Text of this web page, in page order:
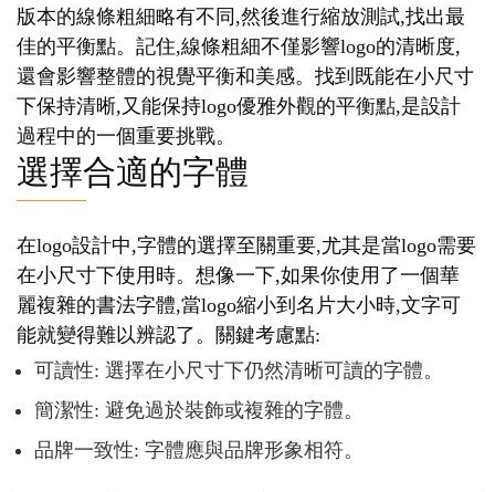
版本的線條粗細略有不同,然後進行縮放測試,找出最
佳的平衡點。記住,線條粗細不僅影響logo的清晰度,
還會影響整體的視覺平衡和美感。找到既能在小尺寸
下保持清晰,又能保持logo優雅外觀的平衡點,是設計
過程中的一個重要挑戰。
選擇合適的字體
在logo設計中,字體的選擇至關重要,尤其是當logo需要
在小尺寸下使用時。想像一下,如果你使用了一個華
麗複雜的書法字體,當logo縮小到名片大小時,文字可
能就變得難以辨認了。關鍵考慮點:
可讀性: 選擇在小尺寸下仍然清晰可讀的字體。
簡潔性: 避免過於裝飾或複雜的字體。
品牌一致性: 字體應與品牌形象相符。